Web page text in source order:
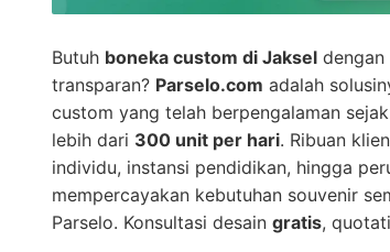
Butuh boneka custom di Jaksel
transparan? Parselo.com adalah
custom yang telah berpengalaman sejak
lebih dari 300 unit per hari. Ribuan
individu, instansi pendidikan, hingga
mempercayakan kebutuhan souvenir
Parselo. Konsultasi desain gratis,